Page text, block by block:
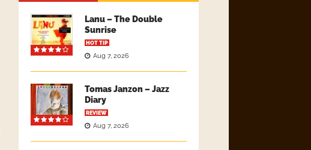
Lanu – The Double
Sunrise
HOT TIP
Aug 7, 2026
Tomas Janzon – Jazz
Diary
REVIEW
Aug 7, 2026